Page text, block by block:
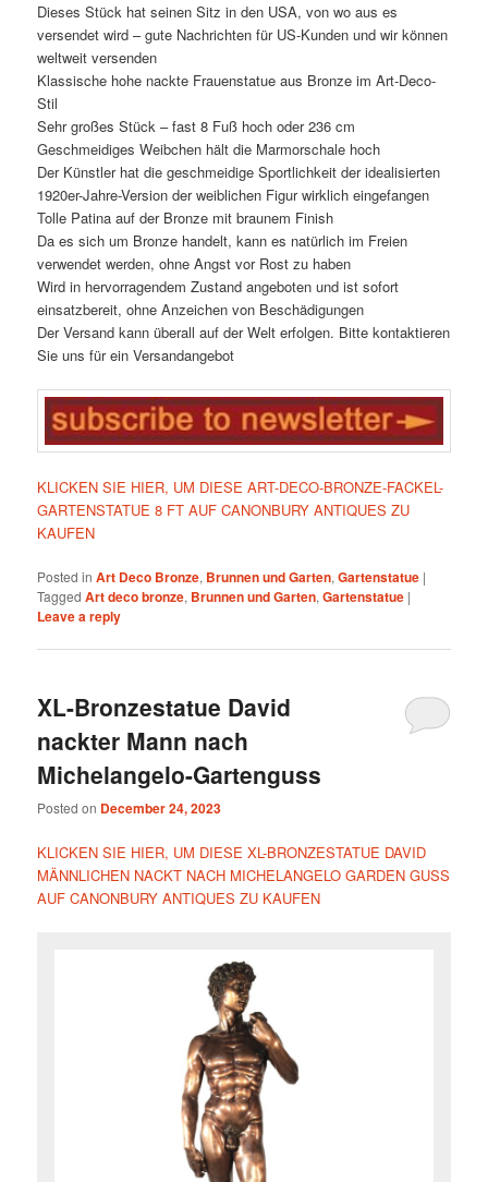
Dieses Stück hat seinen Sitz in den USA, von wo aus es
versendet wird – gute Nachrichten für US-Kunden und wir können
weltweit versenden
Klassische hohe nackte Frauenstatue aus Bronze im Art-Deco-
Stil
Sehr großes Stück – fast 8 Fuß hoch oder 236 cm
Geschmeidiges Weibchen hält die Marmorschale hoch
Der Künstler hat die geschmeidige Sportlichkeit der idealisierten
1920er-Jahre-Version der weiblichen Figur wirklich eingefangen
Tolle Patina auf der Bronze mit braunem Finish
Da es sich um Bronze handelt, kann es natürlich im Freien
verwendet werden, ohne Angst vor Rost zu haben
Wird in hervorragendem Zustand angeboten und ist sofort
einsatzbereit, ohne Anzeichen von Beschädigungen
Der Versand kann überall auf der Welt erfolgen. Bitte kontaktieren
Sie uns für ein Versandangebot
KLICKEN SIE HIER, UM DIESE ART-DECO-BRONZE-FACKEL-
GARTENSTATUE 8 FT AUF CANONBURY ANTIQUES ZU
KAUFEN
Posted in Art Deco Bronze, Brunnen und Garten,Gartenstatue |
Tagged Art deco bronze, Brunnen und Garten,Gartenstatue |
Leave a reply
XL-Bronzestatue David
nackter Mann nach
Michelangelo-Gartenguss
Posted on December 24, 2023
KLICKEN SIE HIER, UM DIESE XL-BRONZESTATUE DAVID
MÄNNLICHEN NACKT NACH MICHELANGELO GARDEN GUSS
AUF CANONBURY ANTIQUES ZU KAUFEN